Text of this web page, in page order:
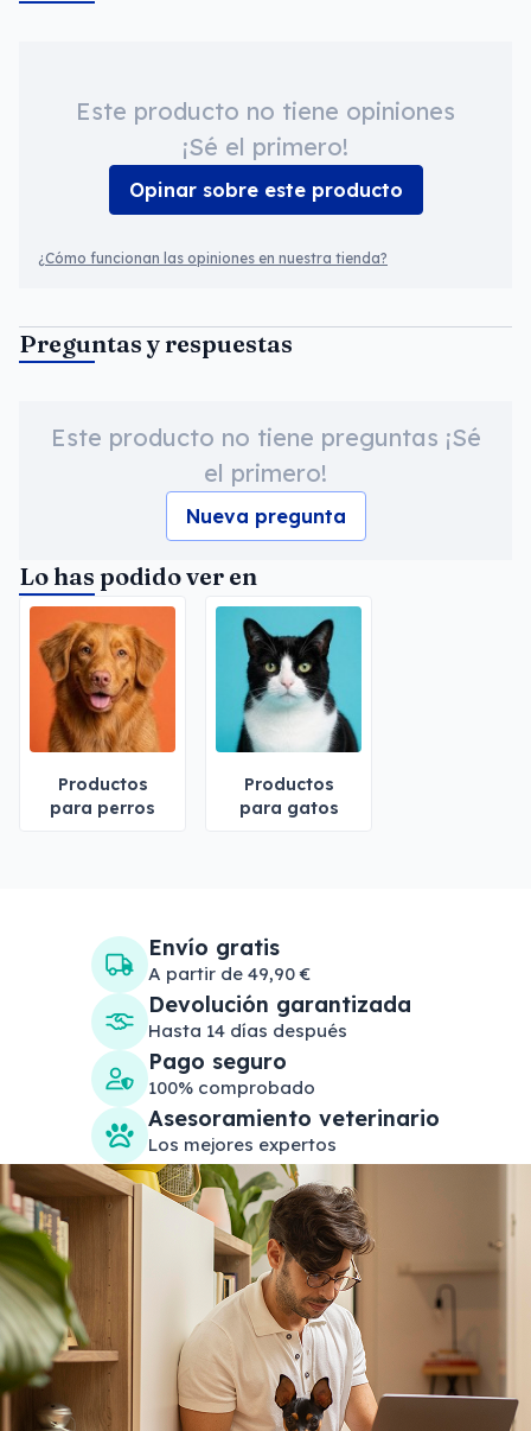
Este producto no tiene opiniones
¡Sé el primero!
Opinar sobre este producto
¿Cómo funcionan las opiniones en nuestra tienda?
Preguntas y respuestas
Este producto no tiene preguntas ¡Sé
el primero!
Nueva pregunta
Lo has podido ver en
Productos
para perros
Productos
para gatos
Envío gratis
A partir de 49,90 €
Devolución garantizada
Hasta 14 días después
Pago seguro
100% comprobado
Asesoramiento veterinario
Los mejores expertos